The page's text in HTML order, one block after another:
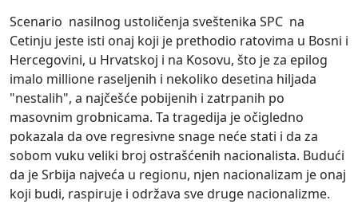
Scenario nasilnog ustoličenja sveštenika SPC na
Cetinju jeste isti onaj koji je prethodio ratovima u Bosni i
Hercegovini, u Hrvatskoj i na Kosovu, što je za epilog
imalo millione raseljenih i nekoliko desetina hiljada
"nestalih", a najčešće pobijenih i zatrpanih po
masovnim grobnicama. Ta tragedija je očigledno
pokazala da ove regresivne snage neće stati i da za
sobom vuku veliki broj ostrašćenih nacionalista. Budući
da je Srbija najveća u regionu, njen nacionalizam je onaj
koji budi, raspiruje i održava sve druge nacionalizme.